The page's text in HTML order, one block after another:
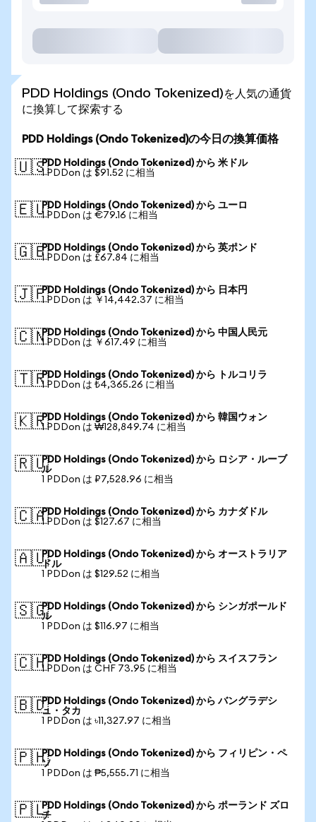
PDD Holdings (Ondo Tokenized)を人気の通貨
に換算して探索する
PDD Holdings (Ondo Tokenized)の今日の換算価格
🇺🇸PDD Holdings (Ondo Tokenized) から 米ドル
1 PDDon は $91.52 に相当
🇪🇺PDD Holdings (Ondo Tokenized) から ユーロ
1 PDDon は €79.16 に相当
🇬🇧PDD Holdings (Ondo Tokenized) から 英ポンド
1 PDDon は £67.84 に相当
🇯🇵PDD Holdings (Ondo Tokenized) から 日本円
1 PDDon は ￥14,442.37 に相当
🇨🇳PDD Holdings (Ondo Tokenized) から 中国人民元
1 PDDon は ￥617.49 に相当
🇹🇷PDD Holdings (Ondo Tokenized) から トルコリラ
1 PDDon は ₺4,365.26 に相当
🇰🇷PDD Holdings (Ondo Tokenized) から 韓国ウォン
1 PDDon は ₩128,849.74 に相当
🇷🇺PDD Holdings (Ondo Tokenized) から ロシア・ルーブ
ル
1 PDDon は ₽7,528.96 に相当
🇨🇦PDD Holdings (Ondo Tokenized) から カナダドル
1 PDDon は $127.67 に相当
🇦🇺PDD Holdings (Ondo Tokenized) から オーストラリア
ドル
1 PDDon は $129.52 に相当
🇸🇬PDD Holdings (Ondo Tokenized) から シンガポールド
ル
1 PDDon は $116.97 に相当
🇨🇭PDD Holdings (Ondo Tokenized) から スイスフラン
1 PDDon は CHF 73.95 に相当
🇧🇩PDD Holdings (Ondo Tokenized) から バングラデシ
ュ・タカ
1 PDDon は ৳11,327.97 に相当
🇵🇭PDD Holdings (Ondo Tokenized) から フィリピン・ペ
ソ
1 PDDon は ₱5,555.71 に相当
🇵🇱PDD Holdings (Ondo Tokenized) から ポーランド ズロ
チ